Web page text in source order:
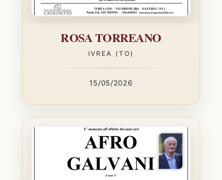
ROSA TORREANO
IVREA (TO)
15/05/2026